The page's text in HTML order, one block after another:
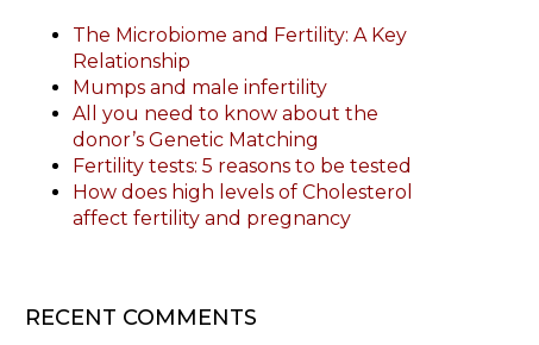
The Microbiome and Fertility: A Key
Relationship
Mumps and male infertility
All you need to know about the
donor’s Genetic Matching
Fertility tests: 5 reasons to be tested
How does high levels of Cholesterol
affect fertility and pregnancy
RECENT COMMENTS